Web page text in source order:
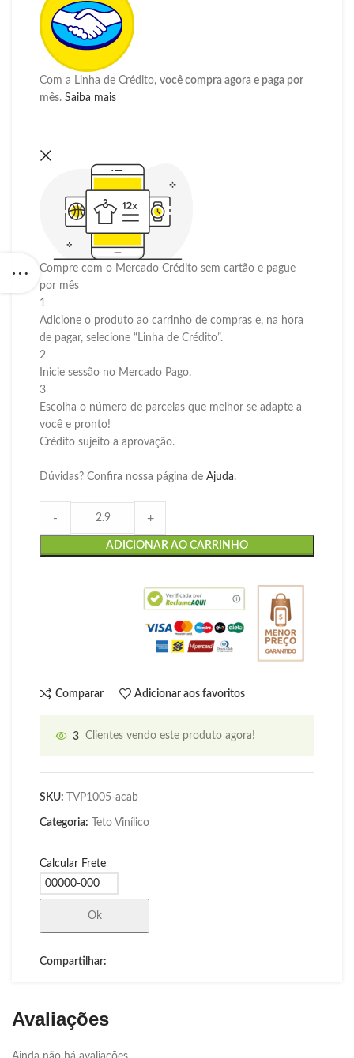
Com a Linha de Crédito, você compra agora e paga por
mês. Saiba mais
Compre com o Mercado Crédito sem cartão e pague
por mês
1
Adicione o produto ao carrinho de compras e, na hora
de pagar, selecione “Linha de Crédito”.
2
Inicie sessão no Mercado Pago.
3
Escolha o número de parcelas que melhor se adapte a
você e pronto!
Crédito sujeito a aprovação.
Dúvidas? Confira nossa página de Ajuda.
- +
ADICIONAR AO CARRINHO
Comparar Adicionar aos favoritos
3 Clientes vendo este produto agora!
SKU: TVP1005-acab
Categoria: Teto Vinílico
Calcular Frete
Ok
Compartilhar:
Avaliações